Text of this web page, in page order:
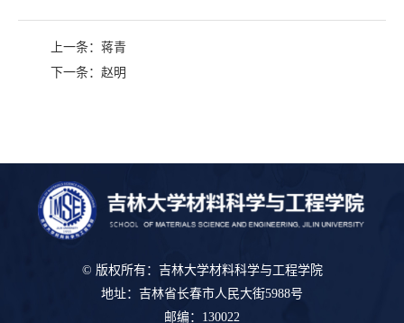
上一条： 蒋青
下一条： 赵明
© 版权所有：吉林大学材料科学与工程学院
地址：吉林省长春市人民大街5988号
邮编：130022